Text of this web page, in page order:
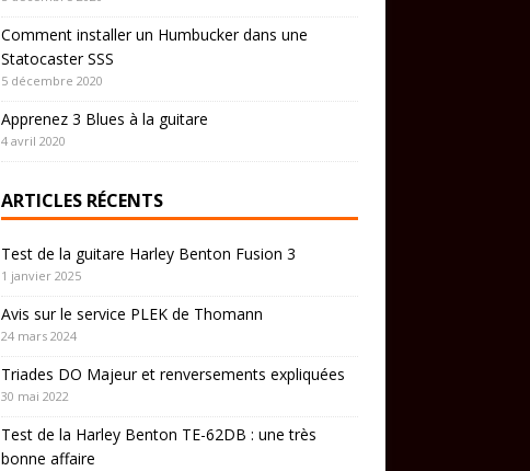
Comment installer un Humbucker dans une
Statocaster SSS
5 décembre 2020
Apprenez 3 Blues à la guitare
4 avril 2020
ARTICLES RÉCENTS
Test de la guitare Harley Benton Fusion 3
1 janvier 2025
Avis sur le service PLEK de Thomann
24 mars 2024
Triades DO Majeur et renversements expliquées
30 mai 2022
Test de la Harley Benton TE-62DB : une très
bonne affaire